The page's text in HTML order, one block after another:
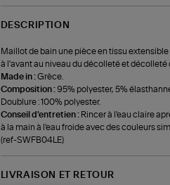
DESCRIPTION
Maillot de bain une pièce en tissu
à l'avant au niveau du décolleté et décolleté
Made in :Grèce.
Composition : 95% polyester, 5%
Doublure : 100% polyester.
Conseil d'entretien : Rincer à l'eau claire
à la main à l'eau froide avec des couleurs
(ref-SWFB04LE)
LIVRAISON ET RETOUR